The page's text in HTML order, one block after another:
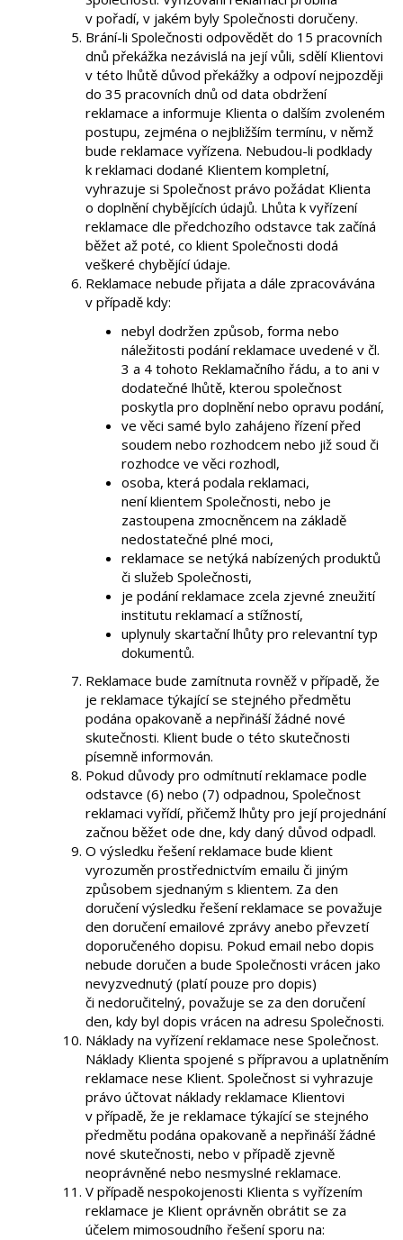
v pořadí, v jakém byly Společnosti doručeny.
Brání-li Společnosti odpovědět do 15 pracovních
dnů překážka nezávislá na její vůli, sdělí Klientovi
v této lhůtě důvod překážky a odpoví nejpozději
do 35 pracovních dnů od data obdržení
reklamace a informuje Klienta o dalším zvoleném
postupu, zejména o nejbližším termínu, v němž
bude reklamace vyřízena. Nebudou-li podklady
k reklamaci dodané Klientem kompletní,
vyhrazuje si Společnost právo požádat Klienta
o doplnění chybějících údajů. Lhůta k vyřízení
reklamace dle předchozího odstavce tak začíná
běžet až poté, co klient Společnosti dodá
veškeré chybějící údaje.
Reklamace nebude přijata a dále zpracovávána
v případě kdy:
nebyl dodržen způsob, forma nebo
náležitosti podání reklamace uvedené v čl.
3 a 4 tohoto Reklamačního řádu, a to ani v
dodatečné lhůtě, kterou společnost
poskytla pro doplnění nebo opravu podání,
ve věci samé bylo zahájeno řízení před
soudem nebo rozhodcem nebo již soud či
rozhodce ve věci rozhodl,
osoba, která podala reklamaci,
není klientem Společnosti, nebo je
zastoupena zmocněncem na základě
nedostatečné plné moci,
reklamace se netýká nabízených produktů
či služeb Společnosti,
je podání reklamace zcela zjevné zneužití
institutu reklamací a stížností,
uplynuly skartační lhůty pro relevantní typ
dokumentů.
Reklamace bude zamítnuta rovněž v případě, že
je reklamace týkající se stejného předmětu
podána opakovaně a nepřináší žádné nové
skutečnosti. Klient bude o této skutečnosti
písemně informován.
Pokud důvody pro odmítnutí reklamace podle
odstavce (6) nebo (7) odpadnou, Společnost
reklamaci vyřídí, přičemž lhůty pro její projednání
začnou běžet ode dne, kdy daný důvod odpadl.
O výsledku řešení reklamace bude klient
vyrozuměn prostřednictvím emailu či jiným
způsobem sjednaným s klientem. Za den
doručení výsledku řešení reklamace se považuje
den doručení emailové zprávy anebo převzetí
doporučeného dopisu. Pokud email nebo dopis
nebude doručen a bude Společnosti vrácen jako
nevyzvednutý (platí pouze pro dopis)
či nedoručitelný, považuje se za den doručení
den, kdy byl dopis vrácen na adresu Společnosti.
Náklady na vyřízení reklamace nese Společnost.
Náklady Klienta spojené s přípravou a uplatněním
reklamace nese Klient. Společnost si vyhrazuje
právo účtovat náklady reklamace Klientovi
v případě, že je reklamace týkající se stejného
předmětu podána opakovaně a nepřináší žádné
nové skutečnosti, nebo v případě zjevně
neoprávněné nebo nesmyslné reklamace.
V případě nespokojenosti Klienta s vyřízením
reklamace je Klient oprávněn obrátit se za
účelem mimosoudního řešení sporu na: